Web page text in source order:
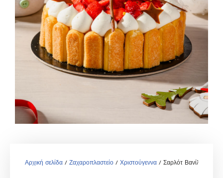
Αρχική σελίδα / Ζαχαροπλαστείο / Χριστούγεννα / Σαρλότ Βανίλια με